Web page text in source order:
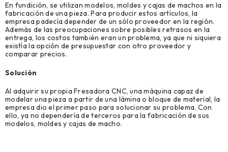
En fundición, se utilizan modelos, moldes y cajas de machos en la
fabricación de una pieza. Para producir estos artículos, la
empresa padecía depender de un sólo proveedor en la región.
Además de las preocupaciones sobre posibles retrasos en la
entrega, los costos también eran un problema, ya que ni siquiera
existía la opción de presupuestar con otro proveedor y
comparar precios.
Solución
Al adquirir su propia Fresadora CNC, una máquina capaz de
modelar una pieza a partir de una lámina o bloque de material, la
empresa dio el primer paso para solucionar su problema. Con
ello, ya no dependería de terceros para la fabricación de sus
modelos, moldes y cajas de macho.
Construcción civil (9)
Construcción Metálica y Prefabricada (11)
Mantenimiento, Reparación y Operaciones (4)
Modelado Herramental y creación de prototipos (4)